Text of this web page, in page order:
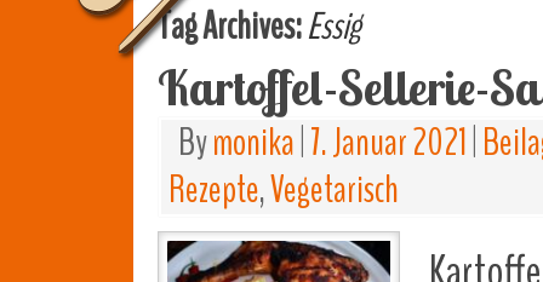
Tag Archives:Essig
Kartoffel-Sellerie-
Bymonika 7. Januar 2021
Rezepte,Vegetarisch